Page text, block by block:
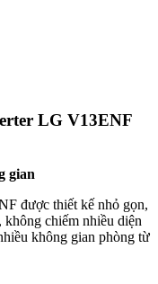
LG V13ENF
gian
được thiết kế nhỏ gọn,
không chiếm nhiều diện
không gian phòng từ